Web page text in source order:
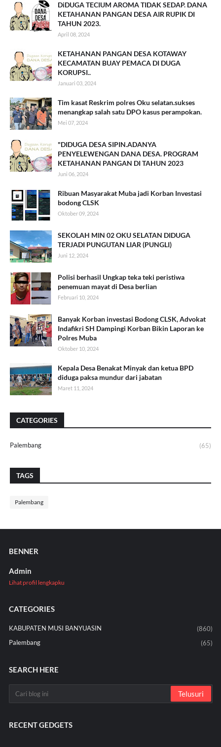
DiDUGA TECIUM AROMA TIDAK SEDAP. DANA
KETAHANAN PANGAN DESA AIR RUPIK DI
TAHUN 2023.
April 08, 2024
KETAHANAN PANGAN DESA KOTAWAY
KECAMATAN BUAY PEMACA DI DUGA
KORUPSI..
Januari 03, 2024
Tim kasat Reskrim polres Oku selatan.sukses
menangkap salah satu DPO kasus perampokan.
Mei 07, 2024
"DIDUGA DESA SIPIN.ADANYA
PENYELEWENGAN DANA DESA. PROGRAM
KETAHANAN PANGAN DI TAHUN 2023
Juni 06, 2024
Ribuan Masyarakat Muba jadi Korban Investasi
bodong CLSK
Oktober 09, 2024
SEKOLAH MIN 02 OKU SELATAN DIDUGA
TERJADI PUNGUTAN LIAR (PUNGLI)
Juni 12, 2024
Polisi berhasil Ungkap teka teki peristiwa
penemuan mayat di Desa berlian
Februari 10, 2024
Banyak Korban investasi Bodong CLSK, Advokat
Indafikri SH Dampingi Korban Bikin Laporan ke
Polres Muba
Oktober 10, 2024
Kepala Desa Benakat Minyak dan ketua BPD
diduga paksa mundur dari jabatan
Maret 11, 2024
CATEGORIES
Palembang (65)
TAGS
Palembang
BENNER
Admin
Lihat profil lengkapku
CATEGORIES
KABUPATEN MUSI BANYUASIN
(860)
Palembang
(65)
SEARCH HERE
RECENT GEDGETS